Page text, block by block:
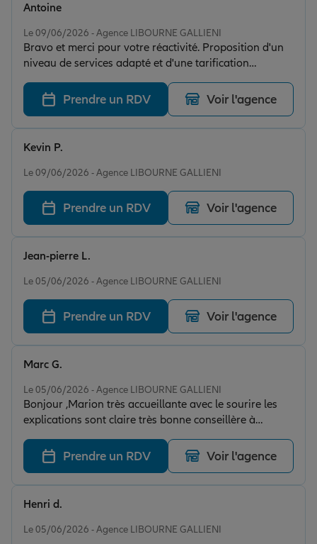
Le 09/06/2026 - Agence LIBOURNE GALLIENI
Bravo et merci pour votre réactivité. Proposition d'un
niveau de services adapté et d'une tarification
intéressante suite à ma demande de devis pour
assurer un véhicule. Tout cela avec une grande
amabilité au téléphone. Tout est parfait !
Antoine
Prendre un RDV Voir l'agence
Le 09/06/2026 - Agence LIBOURNE GALLIENI
Kevin P.
Prendre un RDV Voir l'agence
Le 05/06/2026 - Agence LIBOURNE GALLIENI
Jean-pierre L.
Prendre un RDV Voir l'agence
Le 05/06/2026 - Agence LIBOURNE GALLIENI
Bonjour ,Marion très accueillante avec le sourire les
explications sont claire très bonne conseillère à
recommander Marc.
Marc G.
Prendre un RDV Voir l'agence
Le 05/06/2026 - Agence LIBOURNE GALLIENI
Henri d.